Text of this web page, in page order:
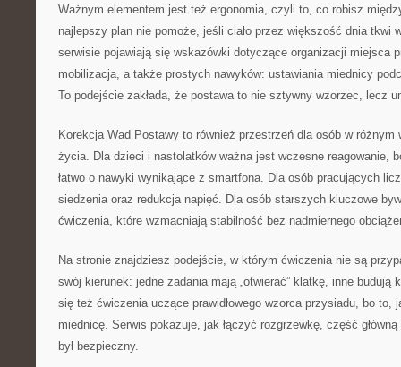
Ważnym elementem jest też ergonomia, czyli to, co robisz
najlepszy plan nie pomoże, jeśli ciało przez większość dnia tkwi
serwisie pojawiają się wskazówki dotyczące organizacji miejsca
mobilizacja, a także prostych nawyków: ustawiania miednicy
To podejście zakłada, że postawa to nie sztywny wzorzec, lecz
Korekcja Wad Postawy to również przestrzeń dla osób w
życia. Dla dzieci i nastolatków ważna jest wczesne reagowanie,
łatwo o nawyki wynikające z smartfona. Dla osób pracujących
siedzenia oraz redukcja napięć. Dla osób starszych kluczowe
ćwiczenia, które wzmacniają stabilność bez nadmiernego
Na stronie znajdziesz podejście, w którym ćwiczenia nie są
swój kierunek: jedne zadania mają „otwierać” klatkę, inne budują
się też ćwiczenia uczące prawidłowego wzorca przysiadu, bo to,
miednicę. Serwis pokazuje, jak łączyć rozgrzewkę, część
był bezpieczny.